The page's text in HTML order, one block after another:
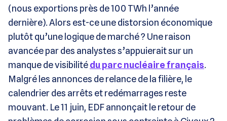
(nous exportions près de 100 TWh l’année
dernière). Alors est-ce une distorsion économique
plutôt qu’une logique de marché ? Une raison
avancée par des analystes s’appuierait sur un
manque de visibilitédu parc nucléaire français.
Malgré les annonces de relance de la filière, le
calendrier des arrêts et redémarrages reste
mouvant. Le 11 juin, EDF annonçait le retour de